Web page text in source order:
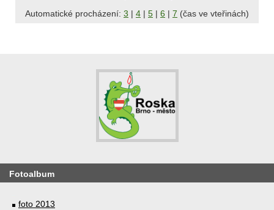
Automatické procházení: 3 | 4 | 5 | 6 | 7 (čas ve vteřinách)
Fotoalbum
foto 2013